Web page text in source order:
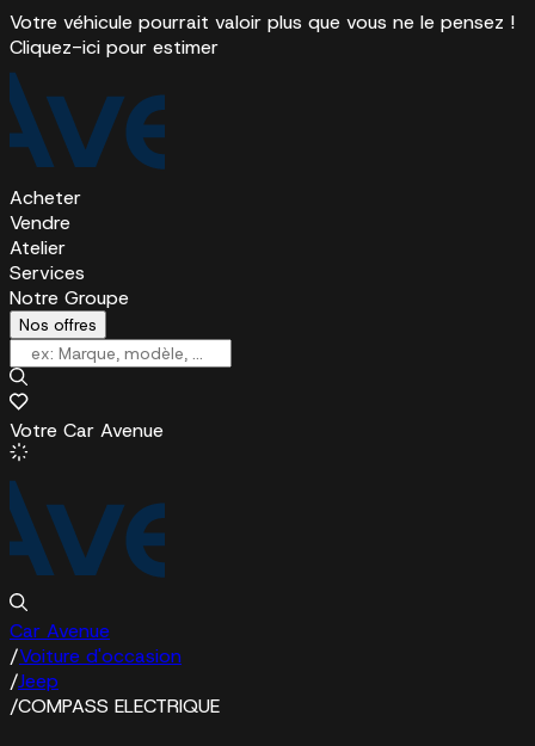
Votre véhicule pourrait valoir plus que vous ne le pensez !
Cliquez-ici pour estimer
Acheter
Vendre
Atelier
Services
Notre Groupe
Nos offres
Votre Car Avenue
Car Avenue
/Voiture d'occasion
/Jeep
/COMPASS ELECTRIQUE